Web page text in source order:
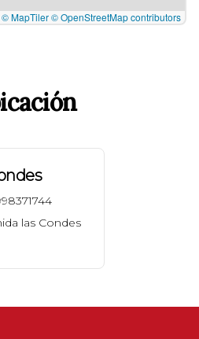
© MapTiler© OpenStreetMap contributors
las Condes